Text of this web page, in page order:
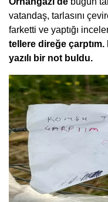
vatandaş, tarlasını
farketti ve yaptığı
tellere direğe çarptım.
yazılı bir not buldu.